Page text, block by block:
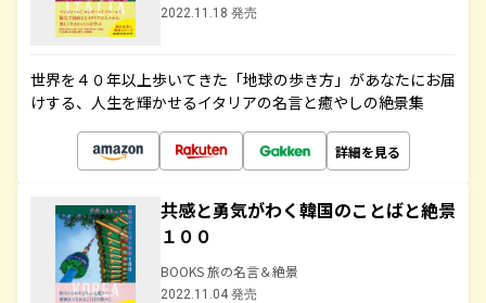
2022.11.18 発売
世界を４０年以上歩いてきた「地球の歩き方」があなたにお届
けする、人生を輝かせるイタリアの名言と癒やしの絶景集
詳細を見る
共感と勇気がわく韓国のことばと絶景
１００
BOOKS 旅の名言＆絶景
2022.11.04 発売